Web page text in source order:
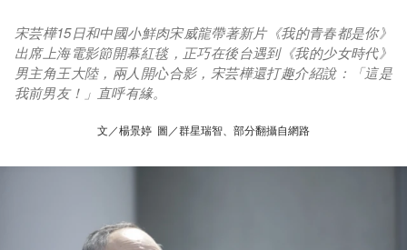
宋芸樺15日和中國小鮮肉宋威龍帶著新片《我的青春都是你》
出席上海電影節開幕紅毯，正巧在後台遇到《我的少女時代》
男主角王大陸，兩人開心合影，宋芸樺還打趣介紹說：「這是
我前男友！」直呼有緣。
文／楊景婷 圖／群星瑞智、部分翻攝自網路